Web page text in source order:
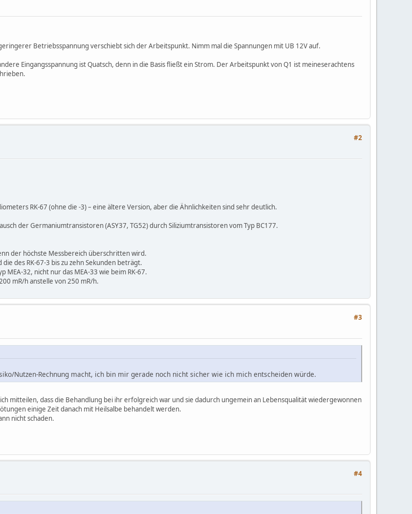
Betriebsspannung verschiebt sich der Arbeitspunkt. Nimm mal die Spannungen mit UB 12V auf.
Eingangsspannung ist Quatsch, denn in die Basis fließt ein Strom. Der Arbeitspunkt von Q1 ist meineserachtens
#2
RK-67 (ohne die -3) – eine ältere Version, aber die Ähnlichkeiten sind sehr deutlich.
der Germaniumtransistoren (ASY37, TG52) durch Siliziumtransistoren vom Typ BC177.
der höchste Messbereich überschritten wird.
des RK-67-3 bis zu zehn Sekunden beträgt.
32, nicht nur das MEA-33 wie beim RK-67.
mR/h anstelle von 250 mR/h.
#3
Nutzen-Rechnung macht, ich bin mir gerade noch nicht sicher wie ich mich entscheiden würde.
mitteilen, dass die Behandlung bei ihr erfolgreich war und sie dadurch ungemein an Lebensqualität wiedergewonnen
einige Zeit danach mit Heilsalbe behandelt werden.
nicht schaden.
#4